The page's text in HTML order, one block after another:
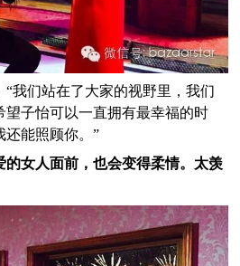
我们站在了大家的视野里，我们
望子怡可以一直拥有最幸福的时
还能照顾你。”
的女人面前，也会变得柔情。太羡